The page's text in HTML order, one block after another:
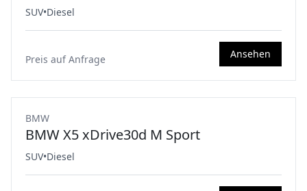
SUV•Diesel
Preis auf Anfrage Ansehen
BMW
BMW X5 xDrive30d M Sport
SUV•Diesel